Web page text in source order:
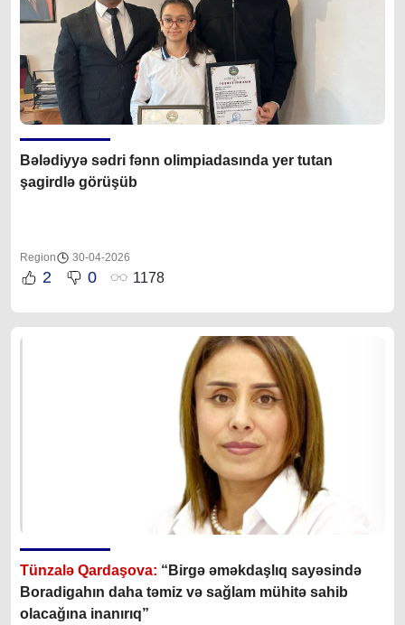
Bələdiyyə sədri fənn olimpiadasında yer tutan
şagirdlə görüşüb
Region 30-04-2026
2 0 1178
Tünzalə Qardaşova: “ Birgə əməkdaşlıq sayəsində
Boradigahın daha təmiz və sağlam mühitə sahib
olacağına inanırıq”